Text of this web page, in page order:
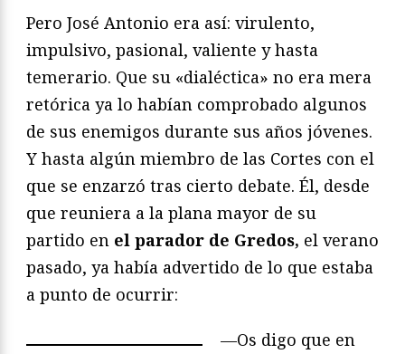
Pero José Antonio era así: virulento,
impulsivo, pasional, valiente y hasta
temerario. Que su «dialéctica» no era mera
retórica ya lo habían comprobado algunos
de sus enemigos durante sus años jóvenes.
Y hasta algún miembro de las Cortes con el
que se enzarzó tras cierto debate. Él, desde
que reuniera a la plana mayor de su
partido en el parador de Gredos, el verano
pasado, ya había advertido de lo que estaba
a punto de ocurrir:
—Os digo que en